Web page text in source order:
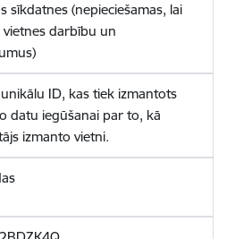
sīkdatnes (nepieciešamas, lai
darbību un
ID, kas tiek izmantots
datu iegūšanai par to, kā
izmanto vietni.